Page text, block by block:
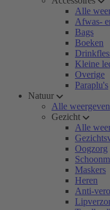
Alle
Afwas-
Bags
Boeken
Kleine
Overige
Paraplu's
Natuur
Alle weergeven
Gezicht
Alle
Oogzorg
Maskers
Heren
Anti-